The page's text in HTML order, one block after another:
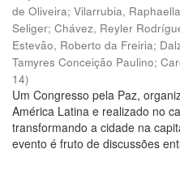
de Oliveira; Vilarrubia,
Seliger; Chávez, Reyler
Estevão, Roberto da Freiria;
Tamyres Conceição Paulino;
14)
Um Congresso pela Paz,
América Latina e realizado no
transformando a cidade na
evento é fruto de discussões